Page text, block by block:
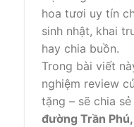
hoa tươi uy tín
sinh nhật, khai
hay chia buồn.
Trong bài viết
nghiệm review
tặng – sẽ chia sẻ
đường Trần